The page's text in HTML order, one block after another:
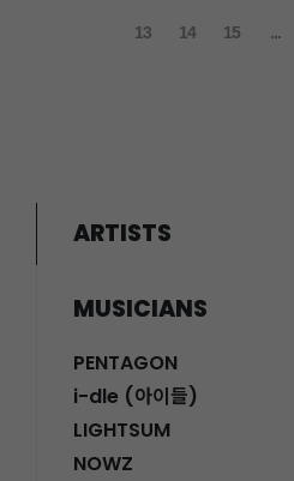
13 14 15 ...
ARTISTS
MUSICIANS
PENTAGON
i-dle (아이들)
LIGHTSUM
NOWZ